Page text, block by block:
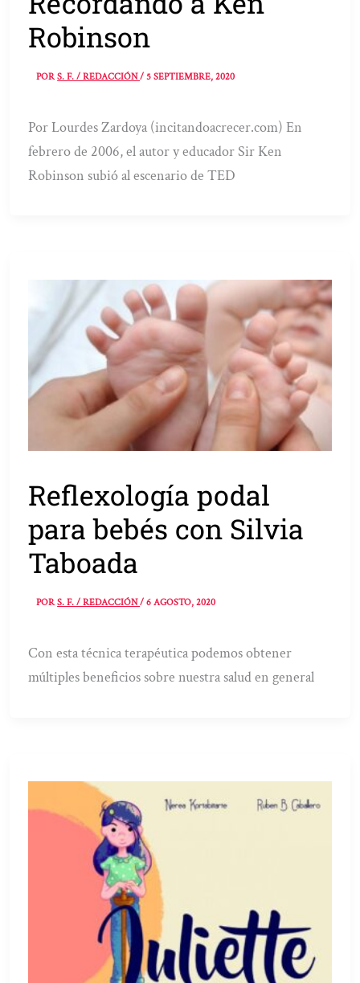
Robinson
PORS. F. / REDACCIÓN/5 SEPTIEMBRE, 2020
Por Lourdes Zardoya (incitandoacrecer.com) En
febrero de 2006, el autor y educador Sir Ken
Robinson subió al escenario de TED
Reflexología podal
para bebés con Silvia
Taboada
PORS. F. / REDACCIÓN/6 AGOSTO, 2020
Con esta técnica terapéutica podemos obtener
múltiples beneficios sobre nuestra salud en general